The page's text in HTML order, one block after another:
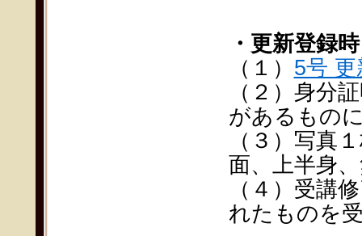
・更新登録時
（１） 5号
（２）身分
があるもの
（３）写真
面、上半身
（４）受講
れたものを